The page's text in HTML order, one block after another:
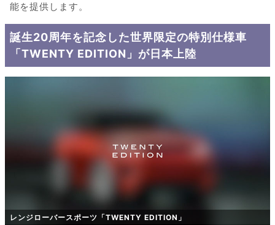
能を提供します。
誕生20周年を記念した世界限定の特別仕様車
「TWENTY EDITION」が日本上陸
レンジローバースポーツ「TWENTY EDITION」